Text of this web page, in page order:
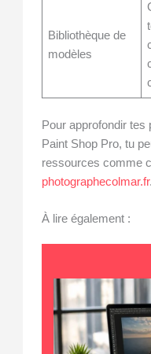
Bibliothèque de
modèles
Pour approfondir tes
Paint Shop Pro, tu
ressources comme
photographecolmar.fr.
À lire également :